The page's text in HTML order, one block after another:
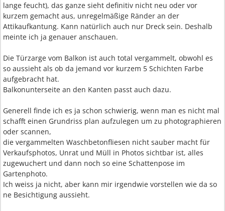
lange feucht), das ganze sieht definitiv nicht neu oder vor
kurzem gemacht aus, unregelmäßige Ränder an der
Attikaufkantung. Kann natürlich auch nur Dreck sein. Deshalb
meinte ich ja genauer anschauen.
Die Türzarge vom Balkon ist auch total vergammelt, obwohl es
so aussieht als ob da jemand vor kurzem 5 Schichten Farbe
aufgebracht hat.
Balkonunterseite an den Kanten passt auch dazu.
Generell finde ich es ja schon schwierig, wenn man es nicht mal
schafft einen Grundriss plan aufzulegen um zu photographieren
oder scannen,
die vergammelten Waschbetonfliesen nicht sauber macht für
Verkaufsphotos, Unrat und Müll in Photos sichtbar ist, alles
zugewuchert und dann noch so eine Schattenpose im
Gartenphoto.
Ich weiss ja nicht, aber kann mir irgendwie vorstellen wie da so
ne Besichtigung aussieht.